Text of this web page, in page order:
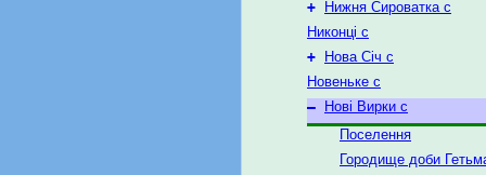
+
Нижня Сироватка с
Никонці с
+
Нова Січ с
Новеньке с
–
Нові Вирки с
Поселення
Городище доби